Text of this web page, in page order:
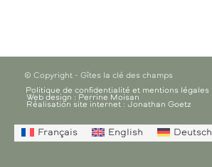
© Copyright - Gîtes la clé des champs
Politique de confidentialité et mentions légales
Web design : Perrine Moisan
Réalisation site internet : Jonathan Goetz
Français English Deutsch